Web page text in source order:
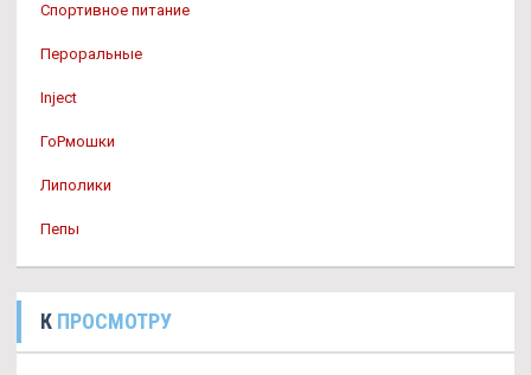
Спортивное питание
Пероральные
Inject
ГоРмошки
Липолики
Пепы
К ПРОСМОТРУ